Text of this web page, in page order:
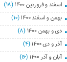
اسفند و فروردین ۱۴۰۰
(۱۸)
بهمن و اسفند ۱۴۰۰
(۱۰)
دی و بهمن ۱۴۰۰
(۸)
آذر و دی ۱۴۰۰
(۴)
آبان و آذر ۱۴۰۰
(۱۶)